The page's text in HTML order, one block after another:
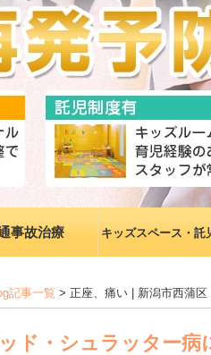
事故治療 キッズスペース・託
記事一覧 > 正座、痛い | 新潟市西蒲
ド・シュラッター病